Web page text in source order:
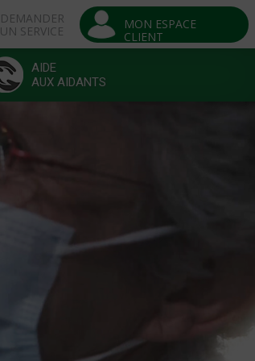
DEMANDER
UN SERVICE
MON ESPACE
CLIENT
AIDE
AUX AIDANTS